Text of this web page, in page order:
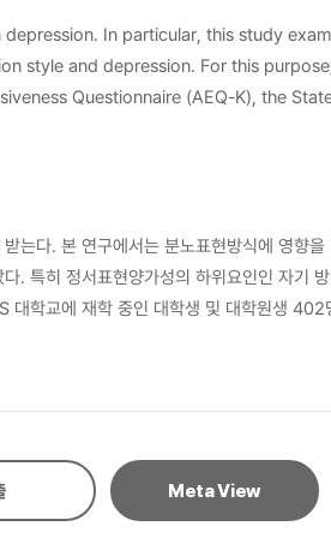
In particular, this study
men and 197 women) were asked to
Questionnaire (AEQ-K), the
equation modeling using Amos
anger-control was fully mediated
but also indirectly through shame. Implications and
는다. 본 연구에서는 분노표현방식에 영
. 특히 정서표현양가성의 하위요인인 자
대학교에 재학 중인 대학생 및 대학원생
어려움을 겪는 개인들에 대해 통합적인 이
Meta View